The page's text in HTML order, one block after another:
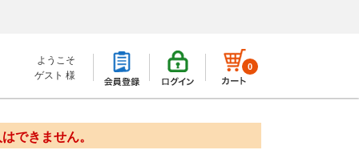
ようこそ
ゲスト 様
0
できません。